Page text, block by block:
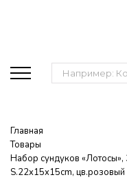
Поиск:
Главная
Товары
Набор сундуков
S.22x15x15cm, цв.розовый